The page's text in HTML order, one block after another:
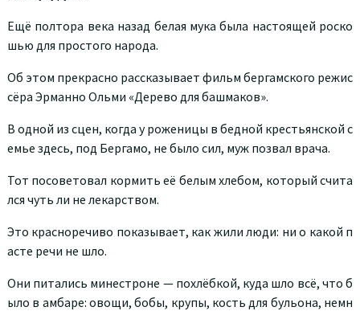
Ещё полтора века назад белая мука была настоящей роско
шью для простого народа.
Об этом прекрасно рассказывает фильм бергамского режис
сёра Эрманно Ольми «Дерево для башмаков».
В одной из сцен, когда у роженицы в бедной крестьянской с
емье здесь, под Бергамо, не было сил, муж позвал врача.
Тот посоветовал кормить её белым хлебом, который счита
лся чуть ли не лекарством.
Это красноречиво показывает, как жили люди: ни о какой п
асте речи не шло.
Они питались минестроне — похлёбкой, куда шло всё, что б
ыло в амбаре: овощи, бобы, крупы, кость для бульона, немн